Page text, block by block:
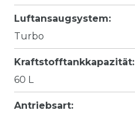
Luftansaugsystem:
Turbo
Kraftstofftankkapazität:
60 L
Antriebsart: